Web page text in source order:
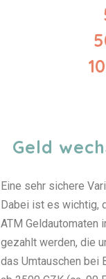
Geld
Eine sehr sichere
Dabei ist es wichtig,
ATM Geldautomaten
gezahlt werden, die
das Umtauschen bei